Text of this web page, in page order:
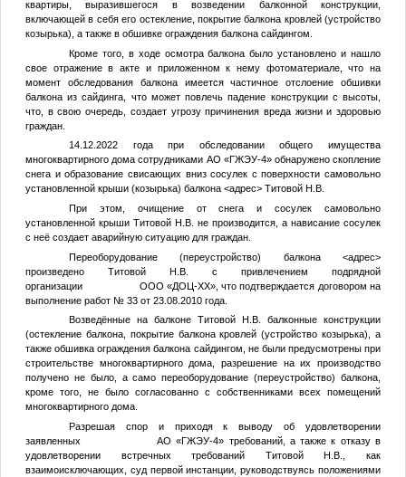
квартиры, выразившегося в возведении балконной конструкции,
включающей в себя его остекление, покрытие балкона кровлей (устройство
козырька), а также в обшивке ограждения балкона сайдингом.
Кроме того, в ходе осмотра балкона было установлено и нашло
свое отражение в акте и приложенном к нему фотоматериале, что на
момент обследования балкона имеется частичное отслоение обшивки
балкона из сайдинга, что может повлечь падение конструкции с высоты,
что, в свою очередь, создает угрозу причинения вреда жизни и здоровью
граждан.
14.12.2022 года при обследовании общего имущества
многоквартирного дома сотрудниками АО «ГЖЭУ-4» обнаружено скопление
снега и образование свисающих вниз сосулек с поверхности самовольно
установленной крыши (козырька) балкона <адрес>Титовой Н.В.
При этом, очищение от снега и сосулек самовольно
установленной крыши Титовой Н.В. не производится, а нависание сосулек
с неё создает аварийную ситуацию для граждан.
Переоборудование (переустройство) балкона<адрес>
произведено Титовой Н.В. с привлечением подрядной
организации ООО «ДОЦ-ХХ», что подтверждается договором на
выполнение работ № 33 от 23.08.2010 года.
Возведённые на балконе Титовой Н.В. балконные конструкции
(остекление балкона, покрытие балкона кровлей (устройство козырька), а
также обшивка ограждения балкона сайдингом, не были предусмотрены при
строительстве многоквартирного дома, разрешение на их производство
получено не было, а само переоборудование (переустройство) балкона,
кроме того, не было согласованно с собственниками всех помещений
многоквартирного дома.
Разрешая спор и приходя к выводу об удовлетворении
заявленных АО «ГЖЭУ-4» требований, а также к отказу в
удовлетворении встречных требований Титовой Н.В., как
взаимоисключающих, суд первой инстанции, руководствуясь положениями